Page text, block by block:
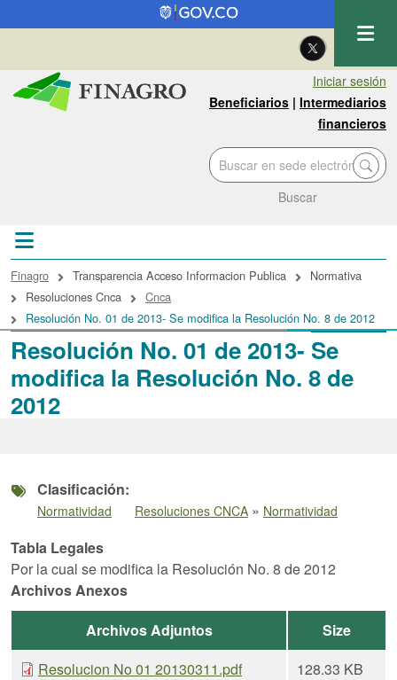
Pasar al contenido principal
| Eng
Iniciar sesión
Beneficiarios | Intermediarios
financieros
Buscar
Resolución No. 01 de 2013- Se
modifica la Resolución No. 8 de
2012
enlaces de ayuda a la
Finagro Transparencia Acceso Informacion Publica
Normativa
Resoluciones Cnca
Cnca
Resolución No. 01 de 2013- Se modifica la Resolución No. 8 de 2012
Clasificación
Normatividad Resoluciones CNCA » Normatividad
Tabla Legales
Por la cual se modifica la Resolución No. 8 de 2012
Archivos Anexos
Archivos Adjuntos
Size
Resolucion No 01 20130311.pdf
128.33 KB